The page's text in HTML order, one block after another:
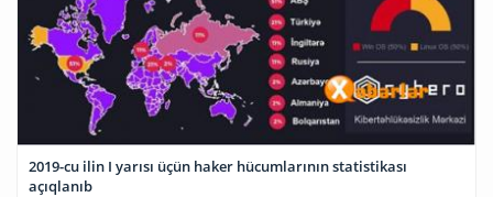
2019-cu ilin I yarısı üçün haker hücumlarının statistikası
açıqlanıb